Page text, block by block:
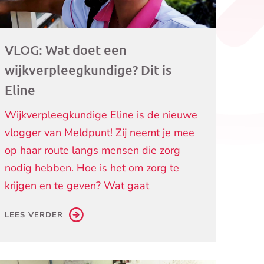
VLOG: Wat doet een
wijkverpleegkundige? Dit is
Eline
Wijkverpleegkundige Eline is de nieuwe
vlogger van Meldpunt! Zij neemt je mee
op haar route langs mensen die zorg
nodig hebben. Hoe is het om zorg te
krijgen en te geven? Wat gaat
LEES VERDER